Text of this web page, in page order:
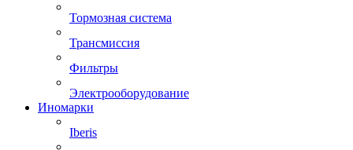
Тормозная система
Трансмиссия
Фильтры
Электрооборудование
Иномарки
Iberis